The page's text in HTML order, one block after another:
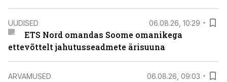
UUDISED 06.08.26, 10:29
ETS Nord omandas Soome omanikega
ettevõttelt jahutusseadmete ärisuuna
ARVAMUSED 06.08.26, 09:03